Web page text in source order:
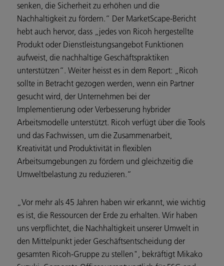
senken, die Sicherheit zu erhöhen und die
Nachhaltigkeit zu fördern.“ Der MarketScape-Bericht
hebt auch hervor, dass „jedes von Ricoh hergestellte
Produkt oder Dienstleistungsangebot Funktionen
aufweist, die nachhaltige Geschäftspraktiken
unterstützen“. Weiter heisst es in dem Report: „Ricoh
sollte in Betracht gezogen werden, wenn ein Partner
gesucht wird, der Unternehmen bei der
Implementierung oder Verbesserung hybrider
Arbeitsmodelle unterstützt. Ricoh verfügt über die Tools
und das Fachwissen, um die Zusammenarbeit,
Kreativität und Produktivität in flexiblen
Arbeitsumgebungen zu fördern und gleichzeitig die
Umweltbelastung zu reduzieren.“
„Vor mehr als 45 Jahren haben wir erkannt, wie wichtig
es ist, die Ressourcen der Erde zu erhalten. Wir haben
uns verpflichtet, die Nachhaltigkeit unserer Umwelt in
den Mittelpunkt jeder Geschäftsentscheidung der
gesamten Ricoh-Gruppe zu stellen", bekräftigt Mikako